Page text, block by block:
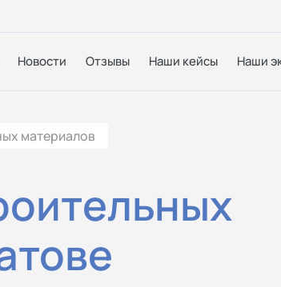
Новости Отзывы Наши кейсы Наши
материалов